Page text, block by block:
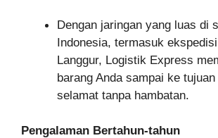
Dengan jaringan yang luas di
Indonesia, termasuk
Langgur, Logistik Express
barang Anda sampai ke tujuan
selamat tanpa hambatan.
Pengalaman Bertahun-tahun